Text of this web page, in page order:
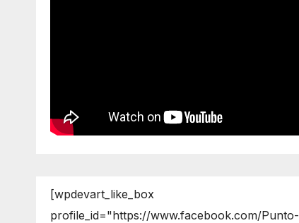
[wpdevart_like_box
profile_id="https://www.facebook.com/Punto-